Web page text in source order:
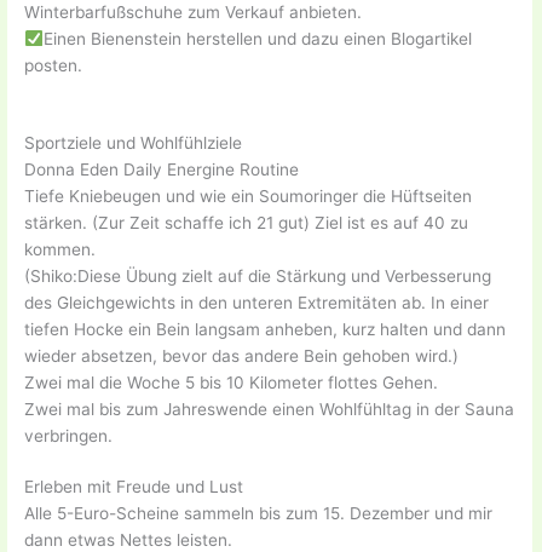
Winterbarfußschuhe zum Verkauf anbieten.
Einen Bienenstein herstellen und dazu einen Blogartikel
posten.
Sportziele und Wohlfühlziele
Donna Eden Daily Energine Routine
Tiefe Kniebeugen und wie ein Soumoringer die Hüftseiten
stärken. (Zur Zeit schaffe ich 21 gut) Ziel ist es auf 40 zu
kommen.
(Shiko:Diese Übung zielt auf die Stärkung und Verbesserung
des Gleichgewichts in den unteren Extremitäten ab. In einer
tiefen Hocke ein Bein langsam anheben, kurz halten und dann
wieder absetzen, bevor das andere Bein gehoben wird.)
Zwei mal die Woche 5 bis 10 Kilometer flottes Gehen.
Zwei mal bis zum Jahreswende einen Wohlfühltag in der Sauna
verbringen.
Erleben mit Freude und Lust
Alle 5-Euro-Scheine sammeln bis zum 15. Dezember und mir
dann etwas Nettes leisten.